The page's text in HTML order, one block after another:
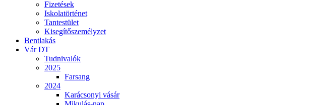
Fizetések
Iskolatörténet
Tantestület
Kisegítőszemélyzet
Bentlakás
Vár DT
Tudnivalók
2025
Farsang
2024
Karácsonyi vásár